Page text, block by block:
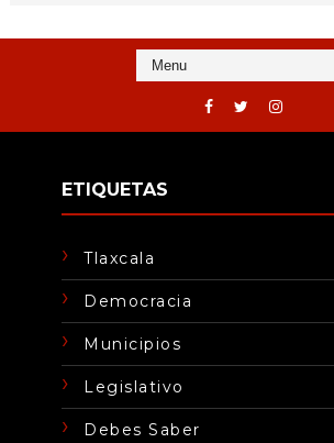
ETIQUETAS
Tlaxcala
Democracia
Municipios
Legislativo
Debes Saber